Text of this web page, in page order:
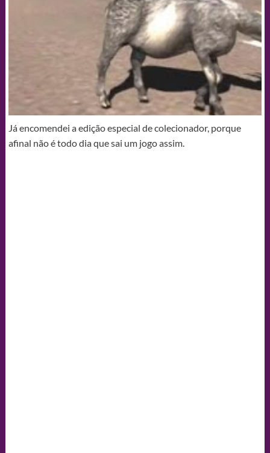
Já encomendei a edição especial de colecionador, porque
afinal não é todo dia que sai um jogo assim.